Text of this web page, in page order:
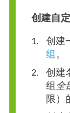
创建自
创建
组 。
创建
组 全
限）